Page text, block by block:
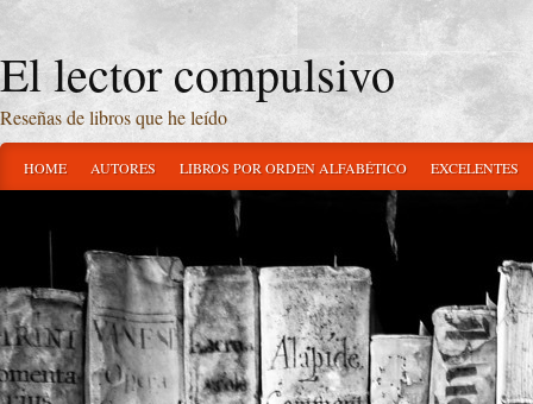
El lector compulsivo
Reseñas de libros que he leído
HOME AUTORES LIBROS POR ORDEN ALFABÉTICO EXCELENTES